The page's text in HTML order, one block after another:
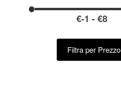
Filtra per Prezzo